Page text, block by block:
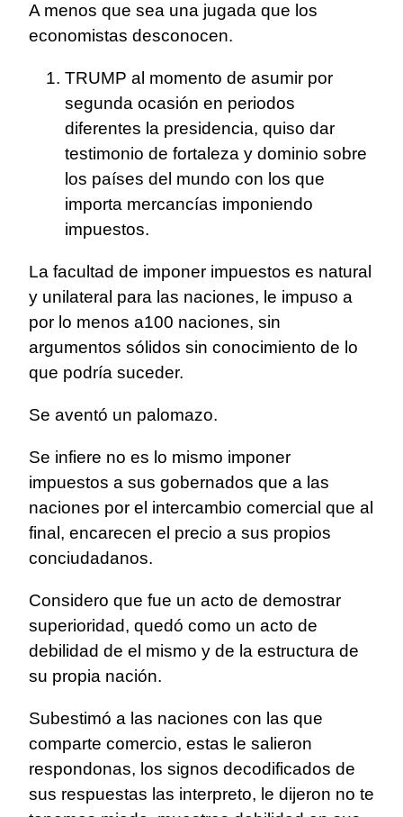
A menos que sea una jugada que los
economistas desconocen.
TRUMP al momento de asumir por
segunda ocasión en periodos
diferentes la presidencia, quiso dar
testimonio de fortaleza y dominio sobre
los países del mundo con los que
importa mercancías imponiendo
impuestos.
La facultad de imponer impuestos es natural
y unilateral para las naciones, le impuso a
por lo menos a100 naciones, sin
argumentos sólidos sin conocimiento de lo
que podría suceder.
Se aventó un palomazo.
Se infiere no es lo mismo imponer
impuestos a sus gobernados que a las
naciones por el intercambio comercial que al
final, encarecen el precio a sus propios
conciudadanos.
Considero que fue un acto de demostrar
superioridad, quedó como un acto de
debilidad de el mismo y de la estructura de
su propia nación.
Subestimó a las naciones con las que
comparte comercio, estas le salieron
respondonas, los signos decodificados de
sus respuestas las interpreto, le dijeron no te